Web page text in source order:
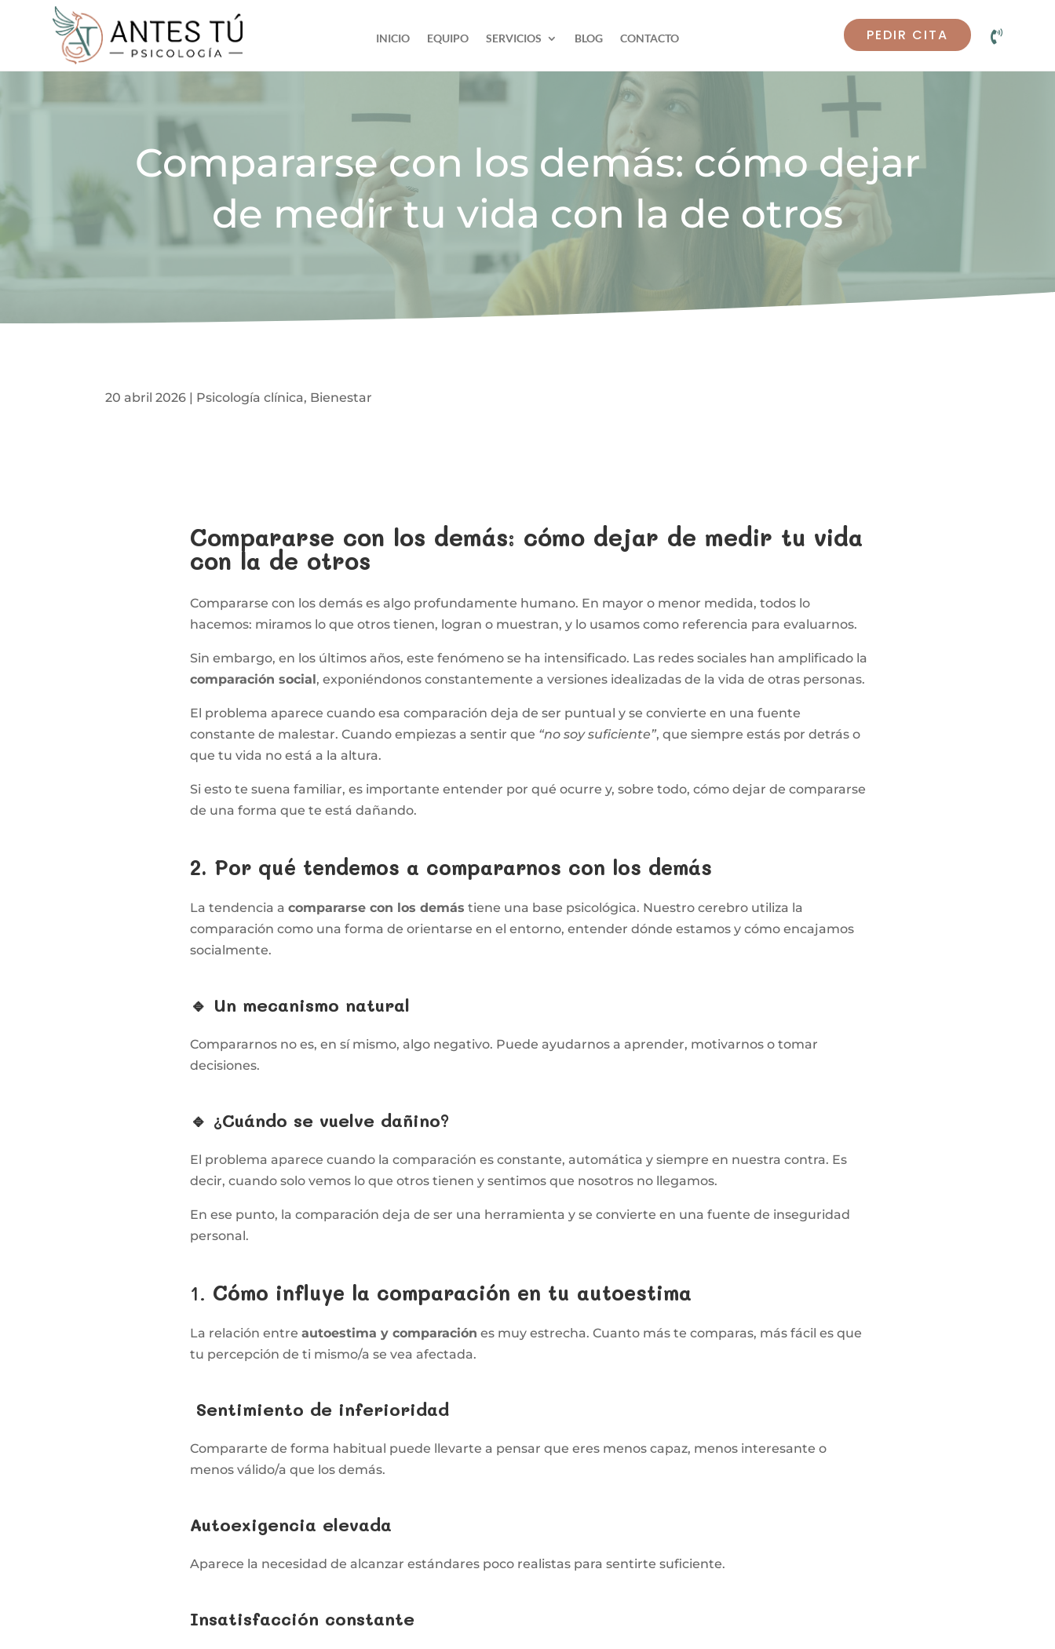
INICIO EQUIPO SERVICIOS BLOG CONTACTO PEDIR CITA 
Compararse con los demás: cómo dejar
de medir tu vida con la de otros
20 abril 2026 | Psicología clínica, Bienestar
Compararse con los demás: cómo dejar de medir tu vida
con la de otros
Compararse con los demás es algo profundamente humano. En mayor o menor medida, todos lo
hacemos: miramos lo que otros tienen, logran o muestran, y lo usamos como referencia para evaluarnos.
Sin embargo, en los últimos años, este fenómeno se ha intensificado. Las redes sociales han amplificado la
comparación social, exponiéndonos constantemente a versiones idealizadas de la vida de otras personas.
El problema aparece cuando esa comparación deja de ser puntual y se convierte en una fuente
constante de malestar. Cuando empiezas a sentir que “no soy suficiente”, que siempre estás por detrás o
que tu vida no está a la altura.
Si esto te suena familiar, es importante entender por qué ocurre y, sobre todo, cómo dejar de compararse
de una forma que te está dañando.
2. Por qué tendemos a compararnos con los demás
La tendencia acompararse con los demás tiene una base psicológica. Nuestro cerebro utiliza la
comparación como una forma de orientarse en el entorno, entender dónde estamos y cómo encajamos
socialmente.
🔹 Un mecanismo natural
Compararnos no es, en sí mismo, algo negativo. Puede ayudarnos a aprender, motivarnos o tomar
decisiones.
🔹 ¿Cuándo se vuelve dañino?
El problema aparece cuando la comparación es constante, automática y siempre en nuestra contra. Es
decir, cuando solo vemos lo que otros tienen y sentimos que nosotros no llegamos.
En ese punto, la comparación deja de ser una herramienta y se convierte en una fuente de inseguridad
personal.
1. Cómo influye la comparación en tu autoestima
La relación entreautoestima y comparación es muy estrecha. Cuanto más te comparas, más fácil es que
tu percepción de ti mismo/a se vea afectada.
Sentimiento de inferioridad
Compararte de forma habitual puede llevarte a pensar que eres menos capaz, menos interesante o
menos válido/a que los demás.
Autoexigencia elevada
Aparece la necesidad de alcanzar estándares poco realistas para sentirte suficiente.
Insatisfacción constante